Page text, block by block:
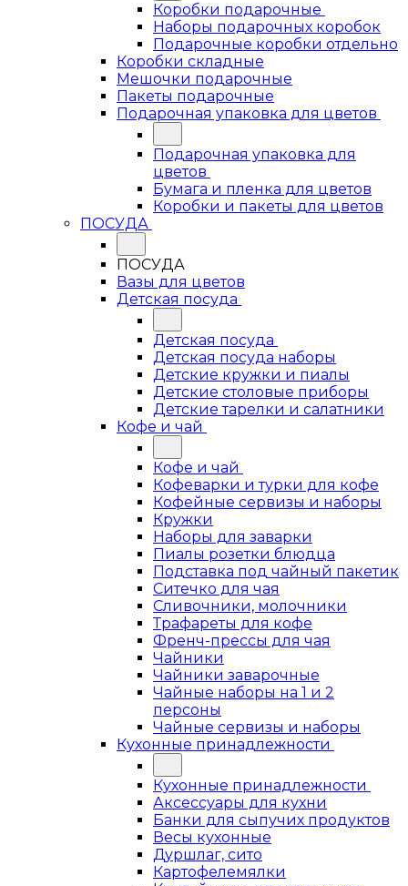
Коробки подарочные
Наборы подарочных коробок
Подарочные коробки отдельно
Коробки складные
Мешочки подарочные
Пакеты подарочные
Подарочная упаковка для цветов
Подарочная упаковка для
цветов
Бумага и пленка для цветов
Коробки и пакеты для цветов
ПОСУДА
ПОСУДА
Вазы для цветов
Детская посуда
Детская посуда
Детская посуда наборы
Детские кружки и пиалы
Детские столовые приборы
Детские тарелки и салатники
Кофе и чай
Кофе и чай
Кофеварки и турки для кофе
Кофейные сервизы и наборы
Кружки
Наборы для заварки
Пиалы розетки блюдца
Подставка под чайный пакетик
Ситечко для чая
Сливочники, молочники
Трафареты для кофе
Френч-прессы для чая
Чайники
Чайники заварочные
Чайные наборы на 1 и 2
персоны
Чайные сервизы и наборы
Кухонные принадлежности
Кухонные принадлежности
Аксессуары для кухни
Банки для сыпучих продуктов
Весы кухонные
Дуршлаг, сито
Картофелемялки